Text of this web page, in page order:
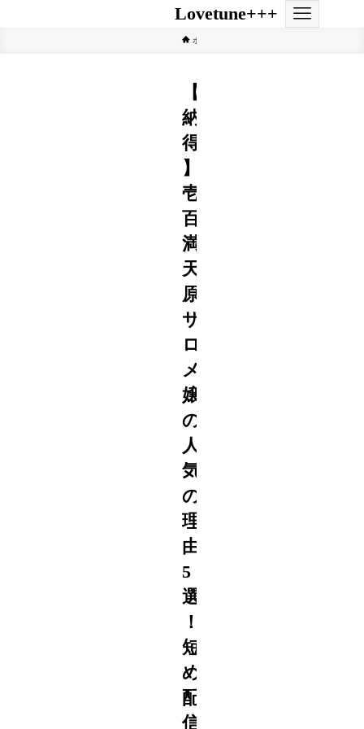
Lovetune+++
ホーム
【
納
得
】
壱
百
満
天
原
サ
ロ
メ
嬢
の
人
気
の
理
由
5
選
！
短
め
配
信